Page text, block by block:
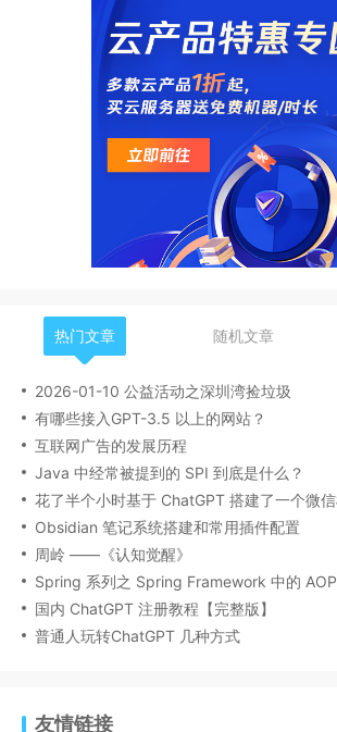
热门文章 随机文章
2026-01-10 公益活动之深圳湾捡垃圾
有哪些接入GPT-3.5 以上的网站？
互联网广告的发展历程
Java 中经常被提到的 SPI 到底是什么？
Obsidian 笔记系统搭建和常用插件配置
周岭 ——《认知觉醒》
Spring 系列之 Spring Framework 中的 AOP
国内 ChatGPT 注册教程【完整版】
普通人玩转ChatGPT 几种方式
友情链接